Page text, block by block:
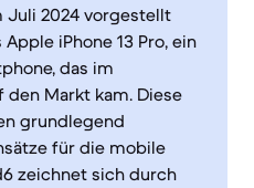
Juli 2024 vorgestellt
iPhone 13 Pro, ein
das im
den Markt kam. Diese
grundlegend
für die mobile
zeichnet sich durch